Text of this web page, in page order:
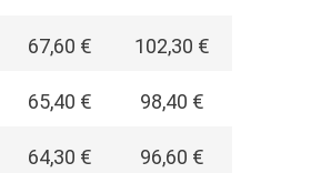
67,60 € 102,30 €
65,40 € 98,40 €
64,30 € 96,60 €